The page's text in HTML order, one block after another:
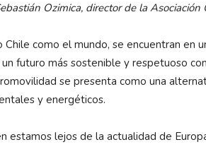
Ozimica, director de la
Chile como el mundo, se encuentran en
un futuro más sostenible y respetuoso
se presenta como una
y energéticos.
estamos lejos de la actualidad de